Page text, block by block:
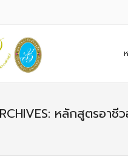
หลักสูตรอาชี